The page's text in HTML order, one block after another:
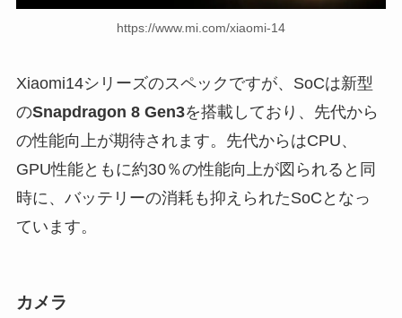
https://www.mi.com/xiaomi-14
Xiaomi14シリーズのスペックですが、SoCは新型
のSnapdragon 8 Gen3を搭載しており、先代から
の性能向上が期待されます。先代からはCPU、
GPU性能ともに約30％の性能向上が図られると同
時に、バッテリーの消耗も抑えられたSoCとなっ
ています。
カメラ